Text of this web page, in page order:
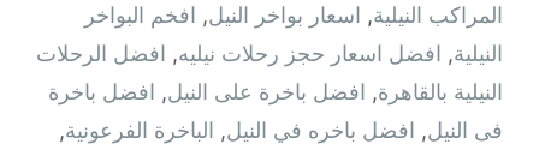
المراكب النيلية, اسعار بواخر النيل, افخم البواخر
النيلية, افضل اسعار حجز رحلات نيليه, افضل الرحلات
النيلية بالقاهرة, افضل باخرة على النيل, افضل باخرة
فى النيل, افضل باخره في النيل, الباخرة الفرعونية,